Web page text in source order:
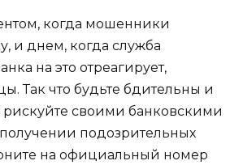
когда мошенники
и днем, когда служба
на это отреагирует,
Так что будьте бдительны и
своими банковскими
подозрительных
на официальный номер